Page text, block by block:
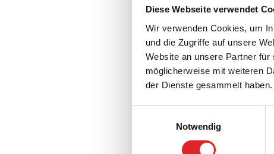
Diese Webseite verwendet
Wir verwenden Cookies, um
und die Zugriffe auf unsere
Website an unsere Partner
möglicherweise mit weiteren
der Dienste gesammelt haben.
Notwendig